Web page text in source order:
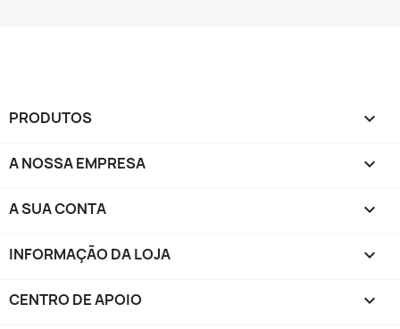
PRODUTOS 
A NOSSA EMPRESA 
A SUA CONTA 
INFORMAÇÃO DA LOJA keyboard_arrow_down
CENTRO DE APOIO 